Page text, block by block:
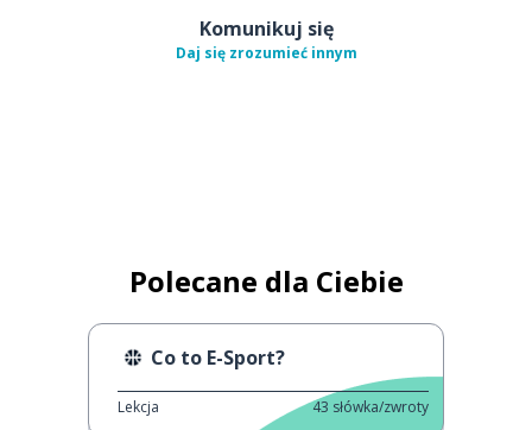
Komunikuj się
Daj się zrozumieć innym
Polecane dla Ciebie
Co to E-Sport?
Lekcja 43 słówka/zwroty